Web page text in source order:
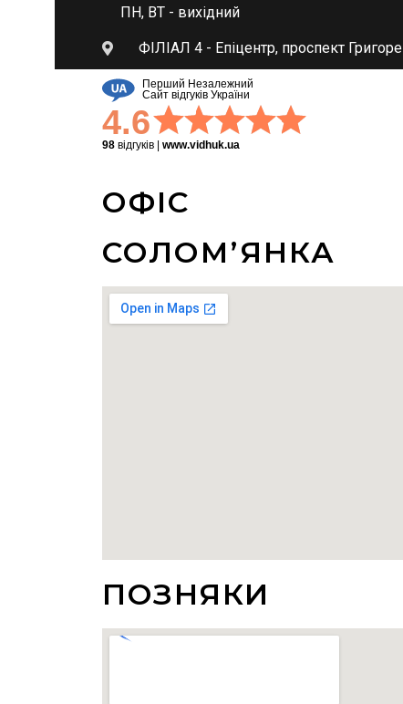
ПН, ВТ - вихідний
ФІЛІАЛ 4 - Епіцентр, проспект
Перший Незалежний
Сайт відгуків України
4.6
98 відгуків www.vidhuk.ua
ОФІС
СОЛОМʼЯНКА
ПОЗНЯКИ